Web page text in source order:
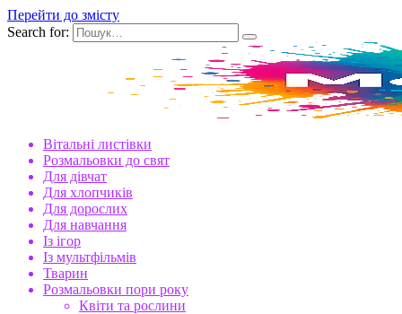
Перейти до змісту
Search for:
Вітальні листівки
Розмальовки до свят
Для дівчат
Для хлопчиків
Для дорослих
Для навчання
Із ігор
Із мультфільмів
Тварин
Розмальовки пори року
Квіти та рослини